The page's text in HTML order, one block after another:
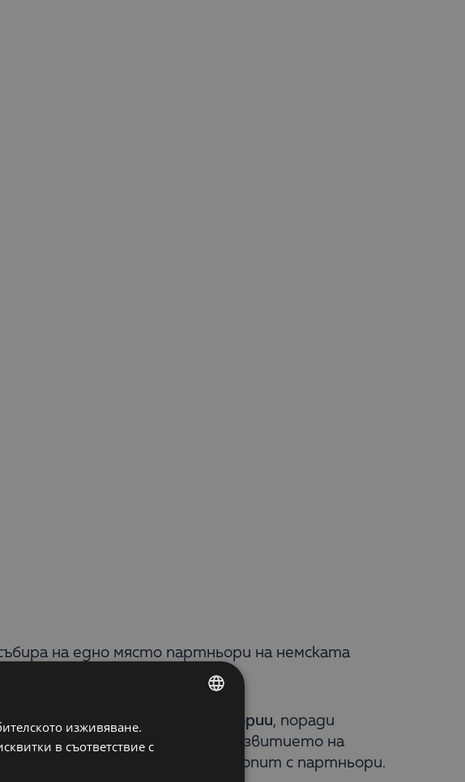
на едно място партньори на немската
за награда в различни категории, поради
обхвана новости за развитието на
за нетуъркинг и обмен на опит с партньори.
изживяване.
в съответствие с